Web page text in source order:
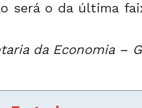
será o da última
da Economia –